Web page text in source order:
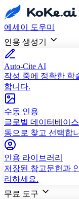
에세이 도우미
인용 생성기
Auto-Cite AI
작성 중에 정확한 학
합니다.
수동 인용
글로벌 데이터베이
동으로 찾고 선택합
인용 라이브러리
저장된 참고문헌과
리하세요.
무료 도구